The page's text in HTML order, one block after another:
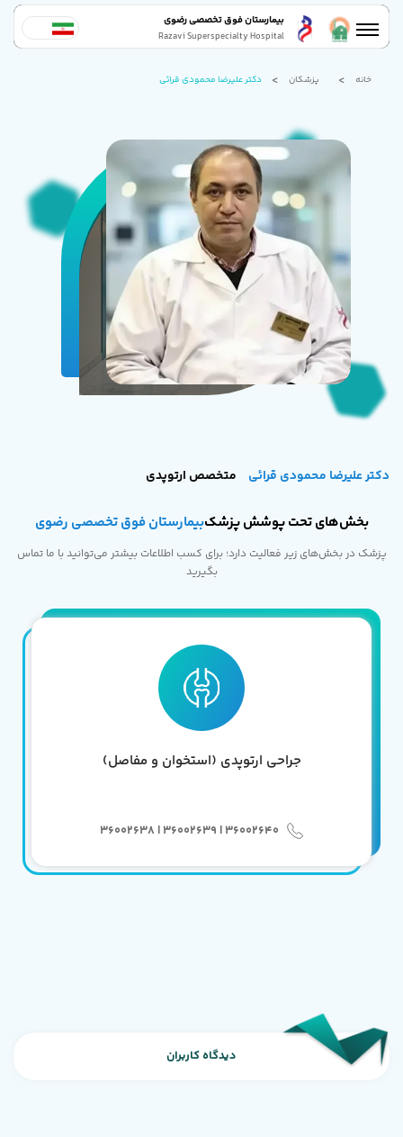
بیمارستان فوق تخصصی رضوی
Razavi Superspecialty Hospital
خانه پزشکان دکتر علیرضا محمودی قرائی
دکتر علیرضا محمودی قرائی متخصص ارتوپدی
بخش‌های تحت پوشش پزشکبیمارستان فوق تخصصی رضوی
پزشک در بخش‌های زیر فعالیت دارد؛ برای کسب اطلاعات بیشتر می‌توانید با ما تماس
بگیرید
جراحی ارتوپدی (استخوان و مفاصل)
36002640 | 36002639 | 36002638
دیدگاه کاربران